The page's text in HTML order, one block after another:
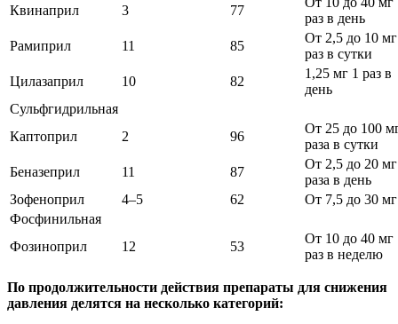
Квинаприл 3 77
раз в день
Рамиприл
11 85
От 2,5 до 10
раз в сутки
Цилазаприл
10 82
1,25 мг 1 раз в
день
Сульфгидрильная
Каптоприл
2 96
От 25 до 100
раза в сутки
Беназеприл
11 87
От 2,5 до 20
раза в день
Зофеноприл
4–5 62
От 7,5 до 30 мг
Фосфинильная
Фозиноприл
12 53
От 10 до 40 мг
раз в неделю
По продолжительности действия препараты для снижения
давления делятся на несколько категорий: